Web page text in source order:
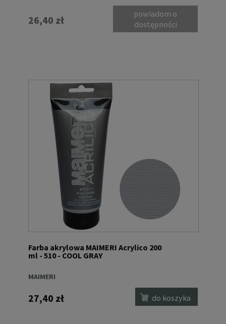
26,40 zł
powiadom o
dostępności
Farba akrylowa MAIMERI Acrylico 200
ml - 510 - COOL GRAY
MAIMERI
27,40 zł do koszyka